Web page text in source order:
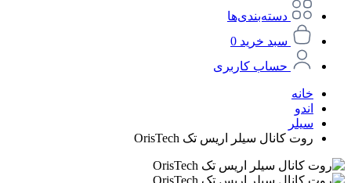
دسته‌بندی‌ها
سبد خرید 0
حساب کاربری
خانه
اندو
سیلر
روت کانال سیلر اریس تک OrisTech